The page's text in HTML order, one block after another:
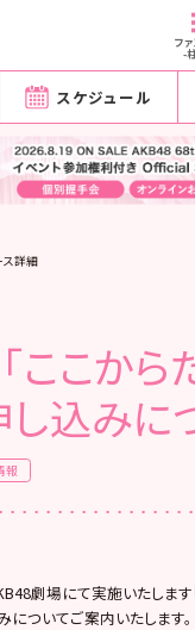
フ
-
スケジュール
ス詳細
ここから
込みに
報
劇場にて実施いたします
ついてご案内いたします。